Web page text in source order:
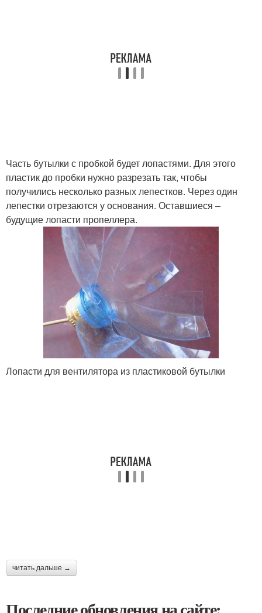
Часть бутылки с пробкой будет лопастями. Для этого
пластик до пробки нужно разрезать так, чтобы
получились несколько разных лепестков. Через один
лепестки отрезаются у основания. Оставшиеся –
будущие лопасти пропеллера.
Лопасти для вентилятора из пластиковой бутылки
читать дальше →